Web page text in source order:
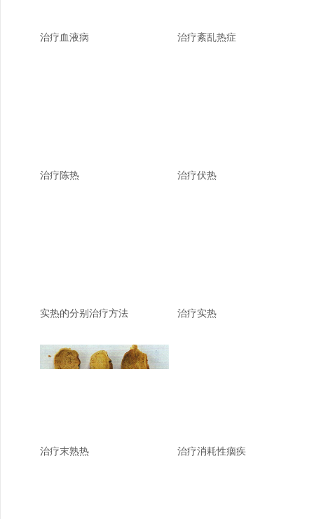
治疗血液病 治疗紊乱热症
治疗陈热 治疗伏热
实热的分别治疗方法 治疗实热
治疗末熟热 治疗消耗性痼疾